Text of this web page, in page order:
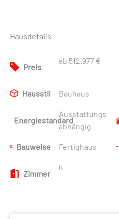
Hausdetails
Preis
ab 512.977 €
Hausstil Bauhaus
Energiestandard
Ausstattungs
abhängig
Bauweise Fertighaus
Zimmer
6